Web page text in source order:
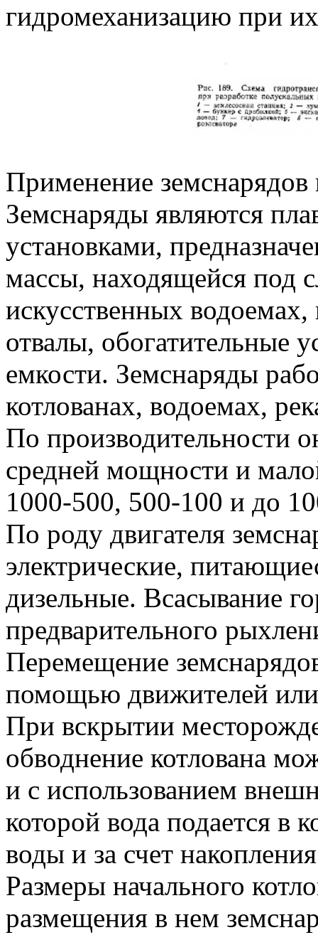
гидромеханизацию при
Применение земснарядов
Земснаряды являются
установками,
массы, находящейся под
искусственных
отвалы, обогатительные
емкости. Земснаряды
котлованах, водоемах,
По производительности
средней мощности и
1000-500, 500-100 и до
По роду двигателя
электрические,
дизельные. Всасывание
предварительного
Перемещение
помощью движителей
При вскрытии
обводнение котлована
и с использованием
которой вода подается в
воды и за счет
Размеры начального
размещения в нем